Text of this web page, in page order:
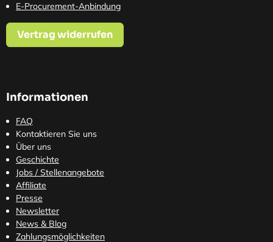
E-Procurement-Anbindung
Vertrag widerrufen
Informationen
FAQ
Kontaktieren Sie uns
Über uns
Geschichte
Jobs / Stellenangebote
Affiliate
Presse
Newsletter
News & Blog
Zahlungsmöglichkeiten